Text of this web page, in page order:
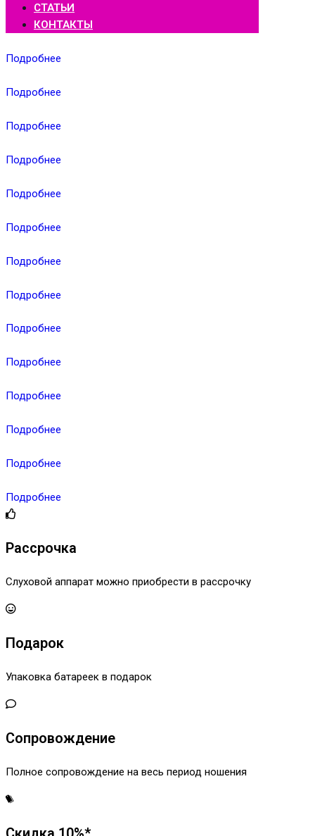
СТАТЬИ
КОНТАКТЫ
Подробнее
Подробнее
Подробнее
Подробнее
Подробнее
Подробнее
Подробнее
Подробнее
Подробнее
Подробнее
Подробнее
Подробнее
Подробнее
Подробнее
Рассрочка
Слуховой аппарат можно приобрести в рассрочку
Подарок
Упаковка батареек в подарок
Сопровождение
Полное сопровождение на весь период ношения